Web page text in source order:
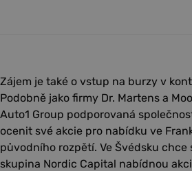
Zájem je také o vstup na burzy v
Podobně jako firmy Dr. Martens a
Auto1 Group podporovaná
ocenit své akcie pro nabídku ve
původního rozpětí. Ve Švédsku
skupina Nordic Capital nabídnou